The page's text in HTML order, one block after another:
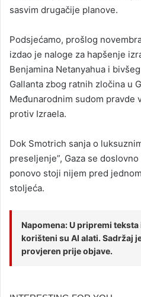
sasvim drugačije planove.
Podsjećamo, prošlog
izdao je naloge za hapšenje
Benjamina Netanyahua i
Gallanta zbog ratnih zločina u
Međunarodnim sudom pravde
protiv Izraela.
Dok Smotrich sanja o
preseljenje”, Gaza se
ponovo stoji nijem pred
stoljeća.
Napomena: U pripremi
korišteni su AI alati. Sadržaj
provjeren prije objave.